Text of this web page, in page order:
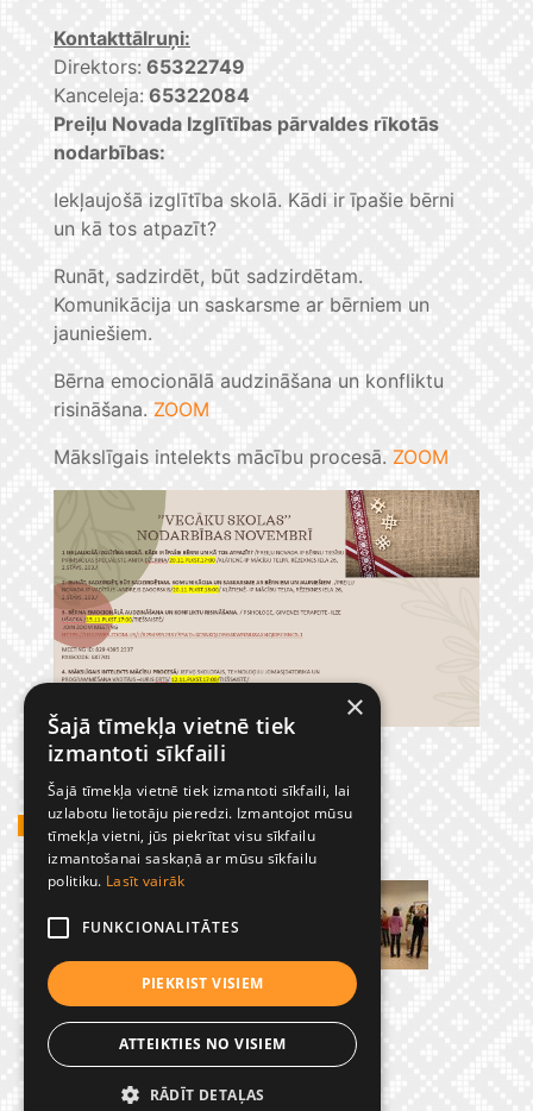
Kontakttālruņi:
Direktors: 65322749
Kanceleja: 65322084
Preiļu Novada Izglītības pārvaldes rīkotās
nodarbības:
Iekļaujošā izglītība skolā. Kādi ir īpašie bērni
un kā tos atpazīt?
Runāt, sadzirdēt, būt sadzirdētam.
Komunikācija un saskarsme ar bērniem un
jauniešiem.
Bērna emocionālā audzināšana un konfliktu
risināšana. ZOOM
Mākslīgais intelekts mācību procesā. ZOOM
GADĪJUMBILDES
×
Šajā tīmekļa vietnē tiek
izmantoti sīkfaili
Šajā tīmekļa vietnē tiek izmantoti sīkfaili, lai
uzlabotu lietotāju pieredzi. Izmantojot mūsu
tīmekļa vietni, jūs piekrītat visu sīkfailu
izmantošanai saskaņā ar mūsu sīkfailu
politiku. Lasīt vairāk
FUNKCIONALITĀTES
PIEKRIST VISIEM
ATTEIKTIES NO VISIEM
RĀDĪT DETAĻAS